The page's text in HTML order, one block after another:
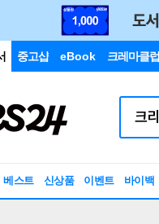
중고샵 eBook 크레마클럽
베스트 신상품 이벤트 바이백